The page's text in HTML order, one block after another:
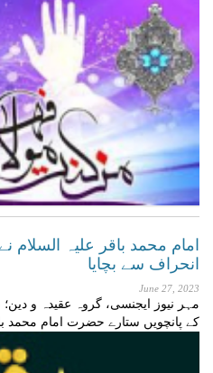
امام محمد باقر علیہ السلام
انحراف سے بچایا
June 27, 2023
مہر نیوز ایجنسی، گروہ عقیدہ و
کے پانچویں ستارے حضرت امام محمد